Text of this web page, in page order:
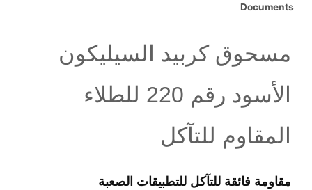
Documents
مسحوق كربيد السيليكون
الأسود رقم 220 للطلاء
المقاوم للتآكل
مقاومة فائقة للتآكل للتطبيقات الصعبة